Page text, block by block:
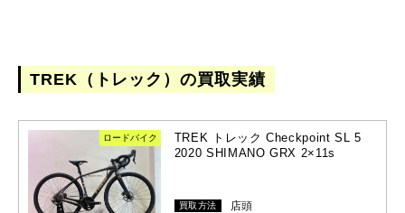
TREK（トレック）の買取実績
ロードバイク
TREK トレック Checkpoint SL 5
2020 SHIMANO GRX 2×11s
買取方法 店頭